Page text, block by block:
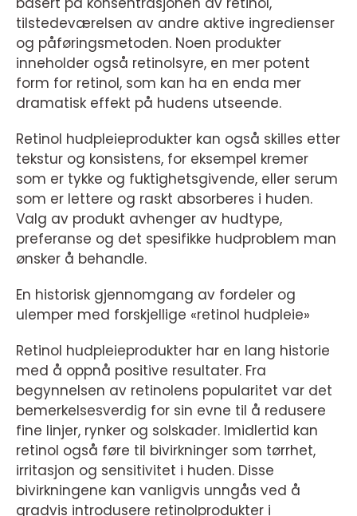
tilstedeværelsen av andre aktive ingredienser
og påføringsmetoden. Noen produkter
inneholder også retinolsyre, en mer potent
form for retinol, som kan ha en enda mer
dramatisk effekt på hudens utseende.
Retinol hudpleieprodukter kan også skilles etter
tekstur og konsistens, for eksempel kremer
som er tykke og fuktighetsgivende, eller serum
som er lettere og raskt absorberes i huden.
Valg av produkt avhenger av hudtype,
preferanse og det spesifikke hudproblem man
ønsker å behandle.
En historisk gjennomgang av fordeler og
ulemper med forskjellige «retinol hudpleie»
Retinol hudpleieprodukter har en lang historie
med å oppnå positive resultater. Fra
begynnelsen av retinolens popularitet var det
bemerkelsesverdig for sin evne til å redusere
fine linjer, rynker og solskader. Imidlertid kan
retinol også føre til bivirkninger som tørrhet,
irritasjon og sensitivitet i huden. Disse
bivirkningene kan vanligvis unngås ved å
gradvis introdusere retinolprodukter i